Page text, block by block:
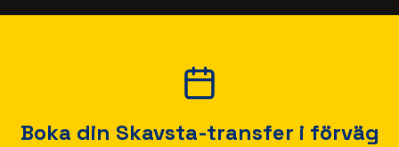
Boka din Skavsta-transfer i förväg